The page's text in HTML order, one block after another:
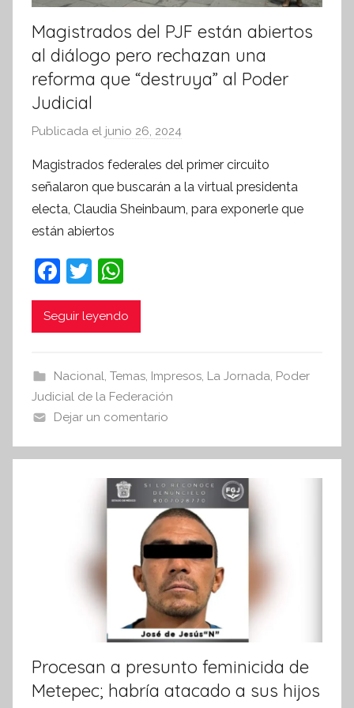
Magistrados del PJF están abiertos
al diálogo pero rechazan una
reforma que “destruya” al Poder
Judicial
Publicada el junio 26, 2024
r
S
í
n
m
a
t
i
v
a
Magistrados federales del primer circuito
señalaron que buscarán a la virtual presidenta
electa, Claudia Sheinbaum, para exponerle que
están abiertos
F
a
c
b
o
o
k
T
w
itt
h
at
A
p
p
Seguir leyendo
Nacional, Temas, Impresos, La Jornada, Poder
Judicial de la Federación
Dejar un comentario
Procesan a presunto feminicida de
Metepec; habría atacado a sus hijos